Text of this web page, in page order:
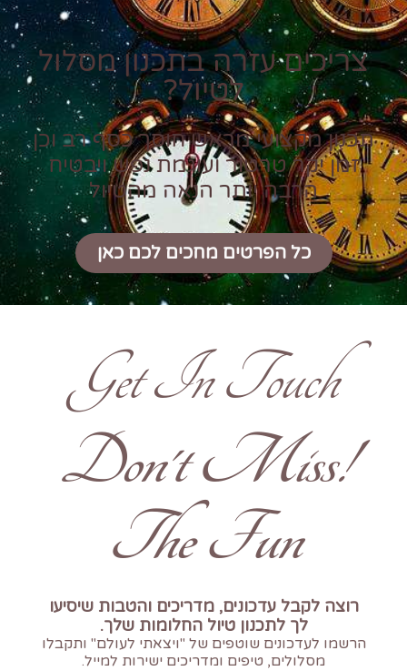
צריכים עזרה בתכנון מסלול
לטיול?
תכנון מקצועי מראש חוסך כסף רב וכן
זמן יקר טרטור ועוגמת נפש ויבטיח
הרבה יותר הנאה מהטיול
כל הפרטים מחכים לכם כאן
Get In Touch
!Don't Miss
The Fun